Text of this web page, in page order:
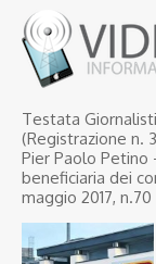
Testata
(Registrazione n.
Pier Paolo Petino
beneficiaria dei
maggio 2017, n.70